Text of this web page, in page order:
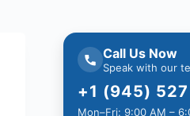
Call Us Now
Speak with our
+1 (945)
Mon–Fri: 9:00 AM –